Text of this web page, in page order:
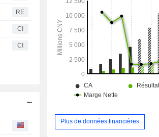
RE
CI
CI
Plus de données financières